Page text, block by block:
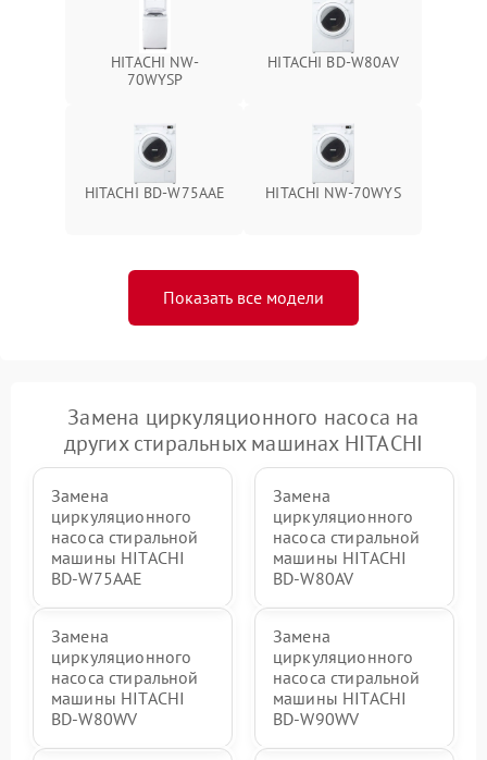
HITACHI NW-
70WYSP
HITACHI BD-W80AV
HITACHI BD-W75AAE HITACHI NW-70WYS
Показать все модели
Замена циркуляционного насоса на
других стиральных машинах HITACHI
Замена
циркуляционного
насоса стиральной
машины HITACHI
BD-W75AAE
Замена
циркуляционного
насоса стиральной
машины HITACHI
BD-W80AV
Замена
циркуляционного
насоса стиральной
машины HITACHI
BD-W80WV
Замена
циркуляционного
насоса стиральной
машины HITACHI
BD-W90WV